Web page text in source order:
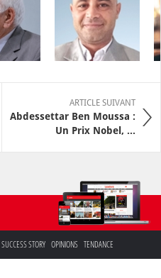
ARTICLE SUIVANT
Abdessettar Ben Moussa :
Un Prix Nobel, ...
SUCCESS STORY OPINIONS TENDANCE